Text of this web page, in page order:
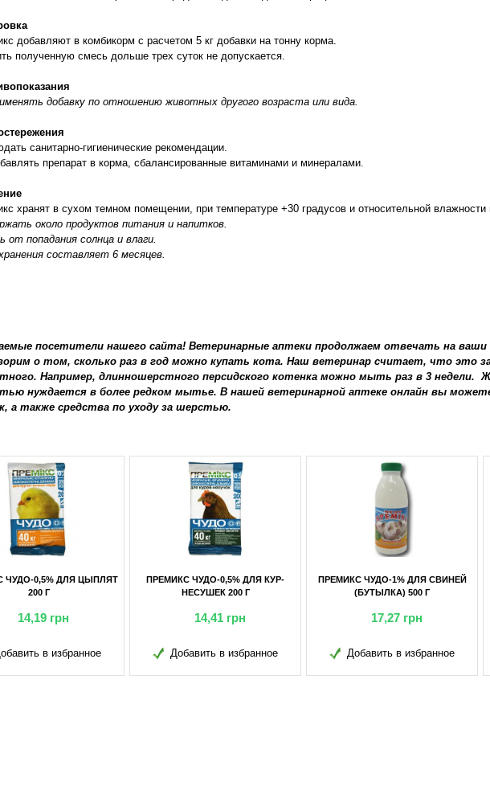
добавляют в комбикорм с расчетом 5 кг добавки на тонну корма.
полученную смесь дольше трех суток не допускается.
добавку по отношению животных другого возраста или вида.
санитарно-гигиенические рекомендации.
препарат в корма, сбалансированные витаминами и минералами.
хранят в сухом темном помещении, при температуре +30 градусов и относительной влажности
около продуктов питания и напитков.
от попадания солнца и влаги.
составляет 6 месяцев.
посетители нашего сайта! Ветеринарные аптеки продолжаем отвечать на
о том, сколько раз в год можно купать кота. Наш ветеринар считает, что это
Например, длинношерстного персидского котенка можно мыть раз в 3 недели.
нуждается в более редком мытье. В нашей ветеринарной аптеке онлайн вы
а также средства по уходу за шерстью.
ЧУДО-0,5% ДЛЯ КУР-
НЕСУШЕК 200 Г
14,41 грн
в избранное
ПРЕМИКС ЧУДО-1% ДЛЯ СВИНЕЙ
(БУТЫЛКА) 500 Г
17,27 грн
Добавить в избранное
ПРЕМИКС ЧУДО-1% ДЛЯ КУР-
НЕСУШЕК (БУТЫЛКА) 500 Г
21,00 грн
Добавить в избранное